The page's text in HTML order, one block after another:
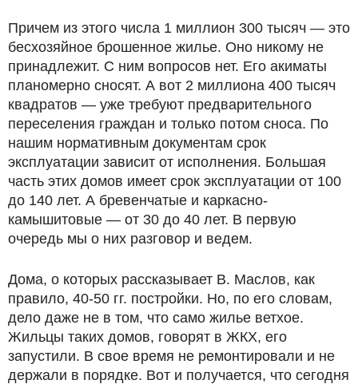
Причем из этого числа 1 миллион 300 тысяч — это
бесхозяйное брошенное жилье. Оно никому не
принадлежит. С ним вопросов нет. Его акиматы
планомерно сносят. А вот 2 миллиона 400 тысяч
квадратов — уже требуют предварительного
переселения граждан и только потом сноса. По
нашим нормативным документам срок
эксплуатации зависит от исполнения. Большая
часть этих домов имеет срок эксплуатации от 100
до 140 лет. А бревенчатые и каркасно-
камышитовые — от 30 до 40 лет. В первую
очередь мы о них разговор и ведем.
Дома, о которых рассказывает В. Маслов, как
правило, 40-50 гг. постройки. Но, по его словам,
дело даже не в том, что само жилье ветхое.
Жильцы таких домов, говорят в ЖКХ, его
запустили. В свое время не ремонтировали и не
держали в порядке. Вот и получается, что сегодня